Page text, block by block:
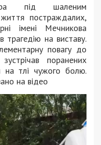
під шаленим
постраждалих,
імені Мечникова
трагедію на виставу.
повагу до
поранених
на тлі чужого болю.
на відео